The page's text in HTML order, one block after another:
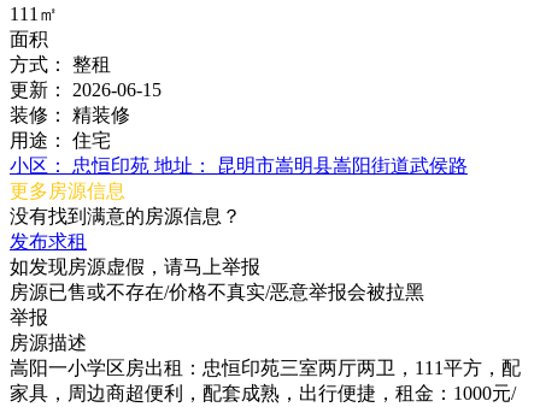
111㎡
面积
方式：
整租
更新：
2026-06-15
装修：
精装修
用途：
住宅
小区：
忠恒印苑 地址：
昆明市嵩明县嵩阳街道武侯路
更多房源信息
没有找到满意的房源信息？
发布求租
如发现房源虚假，请马上举报
房源已售或不存在/价格不真实/恶意举报会被拉黑
举报
房源描述
嵩阳一小学区房出租：忠恒印苑三室两厅两卫，111平方，配
家具，周边商超便利，配套成熟，出行便捷，租金：1000元/